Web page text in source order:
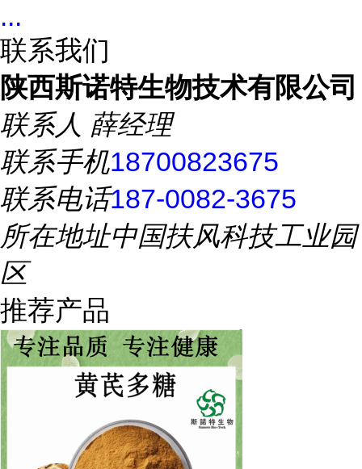
...
联系我们
陕西斯诺特生物技术有限公司
联系人 薛经理
联系手机18700823675
联系电话187-0082-3675
所在地址中国扶风科技工业园
区
推荐产品